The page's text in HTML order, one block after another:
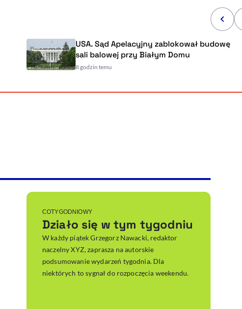
Sprawdź, jak i dlaczego zwiększamy dostępność, otwiera się w nowym
Deklaracja dostępności
, otwiera się w
USA. Sąd Apelacyjny zablokował budowę
sali balowej przy Białym Domu
8 godzin temu